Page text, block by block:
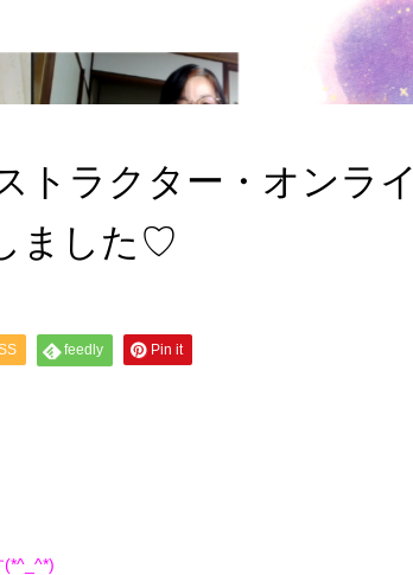
トラクター・オンライ
ました♡
feedly Pin it